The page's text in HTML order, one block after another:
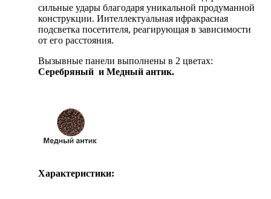
сильные удары благодаря уникальной продуманной
конструкции. Интеллектуальная ифракрасная
подсветка посетителя, реагирующая в зависимости
от его расстояния.
Вызывные панели выполнены в 2 цветах:
Серебряный и Медный антик.
Характеристики: